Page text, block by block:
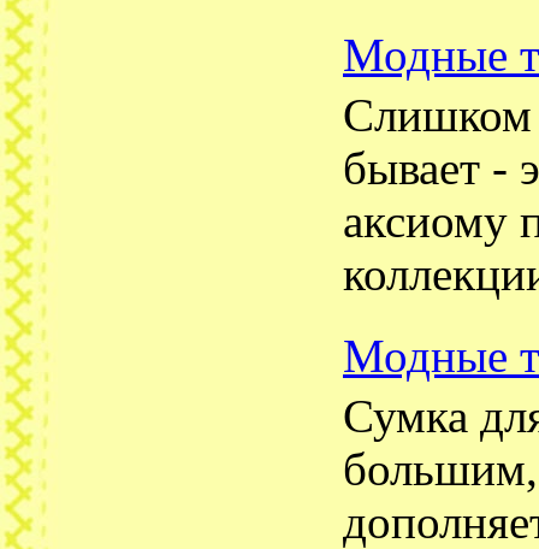
Модные
Слишком
бывает -
аксиому
Модные
Сумка
большим,